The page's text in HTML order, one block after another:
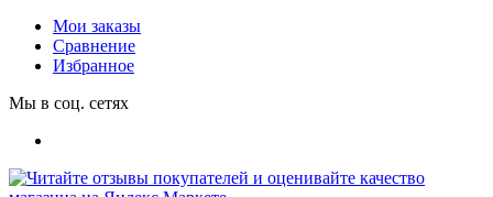
Мои заказы
Сравнение
Избранное
Мы в соц. сетях